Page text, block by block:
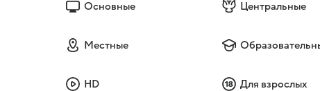
Основные Центральные
Местные
HD Для взрослых